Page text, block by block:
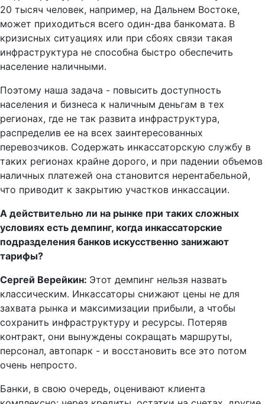
20 тысяч человек, например, на Дальнем Востоке,
может приходиться всего один-два банкомата. В
кризисных ситуациях или при сбоях связи такая
инфраструктура не способна быстро обеспечить
население наличными.
Поэтому наша задача - повысить доступность
населения и бизнеса к наличным деньгам в тех
регионах, где не так развита инфраструктура,
распределив ее на всех заинтересованных
перевозчиков. Содержать инкассаторскую службу в
таких регионах крайне дорого, и при падении объемов
наличных платежей она становится нерентабельной,
что приводит к закрытию участков инкассации.
А действительно ли на рынке при таких сложных
условиях есть демпинг, когда инкассаторские
подразделения банков искусственно занижают
тарифы?
Сергей Верейкин: Этот демпинг нельзя назвать
классическим. Инкассаторы снижают цены не для
захвата рынка и максимизации прибыли, а чтобы
сохранить инфраструктуру и ресурсы. Потеряв
контракт, они вынуждены сокращать маршруты,
персонал, автопарк - и восстановить все это потом
очень непросто.
Банки, в свою очередь, оценивают клиента